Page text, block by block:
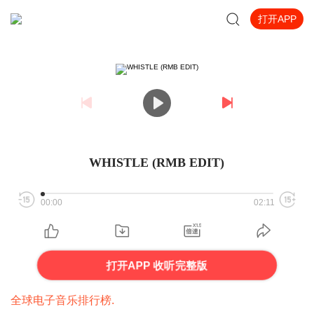
打开APP
WHISTLE (RMB EDIT)
00:00 02:11
打开APP 收听完整版
全球电子音乐排行榜.